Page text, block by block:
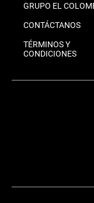
GRUPO EL
CONTÁCTANOS
TÉRMINOS Y
CONDICIONES